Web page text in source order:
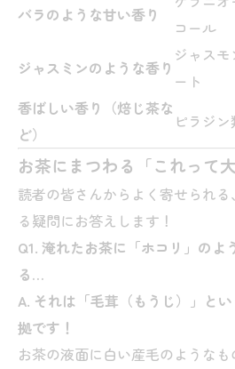
バラのような甘い香り
コール
ジャスミンのような香り
ジャス
ート
香ばしい香り（焙じ茶な
ど）
ピラジ
お茶にまつわる「これって
読者の皆さんからよく寄せられ
る疑問にお答えします！
Q1. 淹れたお茶に「ホコリ」のよ
る…
A. それは「毛茸（もうじ）」と
拠です！
お茶の液面に白い産毛のような